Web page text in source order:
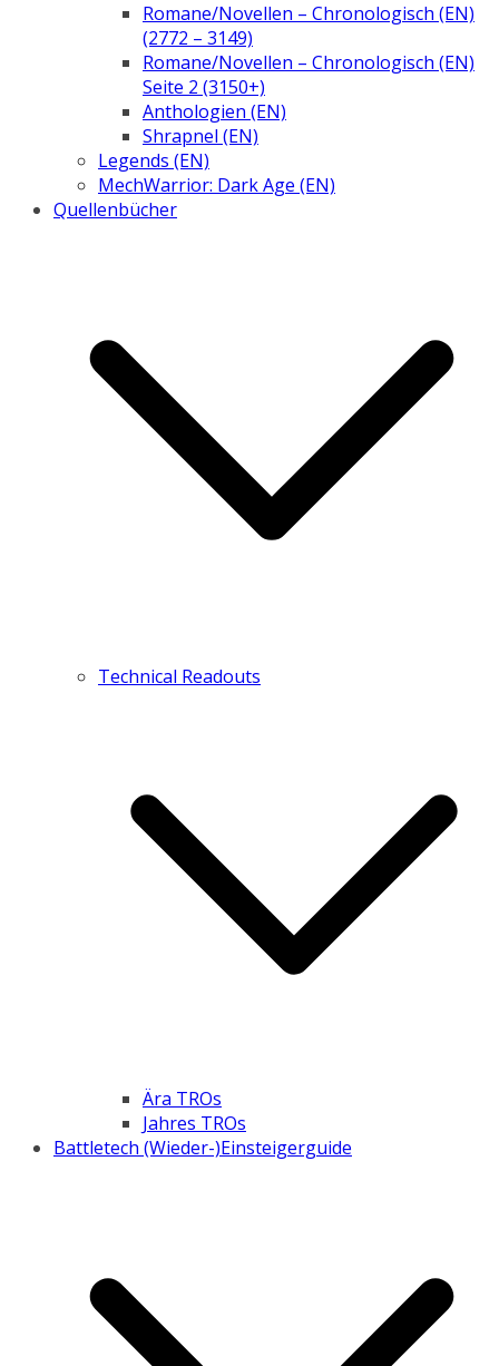
Romane/Novellen – Chronologisch (EN)
(2772 – 3149)
Romane/Novellen – Chronologisch (EN)
Seite 2 (3150+)
Anthologien (EN)
Shrapnel (EN)
Legends (EN)
MechWarrior: Dark Age (EN)
Quellenbücher
Technical Readouts
Ära TROs
Jahres TROs
Battletech (Wieder-)Einsteigerguide